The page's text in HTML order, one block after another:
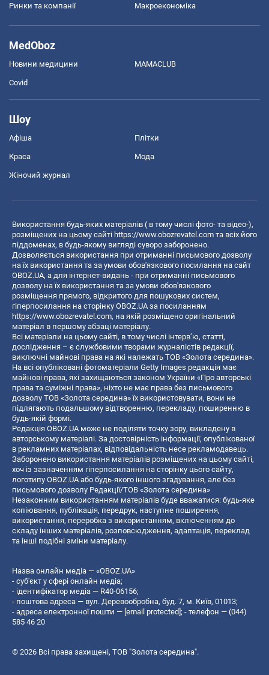
Ринки та компанії Макроекономіка
MedOboz
Новини медицини MAMACLUB
Covid
Шоу
Афіша Плітки
Краса Мода
Жіночий журнал
Використання будь-яких матеріалів ( в тому числі фото- та відео-),
розміщених на цьому сайті https://www.obozrevatel.com та всіх його
піддоменах, в будь-якому вигляді суворо заборонено.
Дозволяється використання при отриманні письмового дозволу
на їх використання та за умови обов'язкового посилання на сайт
OBOZ.UA, а для інтернет-видань - при отриманні письмового
дозволу на їх використання та за умови обов'язкового
розміщення прямого, відкритого для пошукових систем,
гіперпосилання на сторінку OBOZ.UA за посиланням
https://www.obozrevatel.com, на якій розміщено оригінальний
матеріал в першому абзаці матеріалу.
Всі матеріали на цьому сайті, в тому числі інтерв’ю, статті,
дослідження – є службовими творами журналістів редакції,
виключні майнові права на які належать ТОВ «Золота середина».
На всі опубліковані фотоматеріали Getty Images редакція має
майнові права, які захищаються законом України «Про авторські
права та суміжні права», ніхто не має права без письмового
дозволу ТОВ «Золота середина» їх використовувати, вони не
підлягають подальшому відтворенню, перекладу, поширенню в
будь-якій формі.
Редакція OBOZ.UA може не поділяти точку зору, викладену в
авторському матеріалі. За достовірність інформації, опублікованої
в рекламних матеріалах, відповідальність несе рекламодавець.
Заборонено використання матеріалів розміщених на цьому сайті,
хоч із зазначенням гіперпосилання на сторінку цього сайту,
логотипу OBOZ.UA або будь-якого іншого згадування, але без
письмового дозволу Редакції/ТОВ «Золота середина»
Незаконним використанням матеріалів буде вважатися: будь-яке
копiювання, публiкацiя, передрук, наступне поширення,
використання, переробка з використанням, включенням до
складу інших матеріалів, розповсюдження, адаптація, переклад
та інші подібні зміни матеріалу.
Назва онлайн медіа — «OBOZ.UA»
- суб'єкт у сфері онлайн медіа;
- ідентифікатор медіа — R40-06156;
- поштова адреса — вул. Деревообробна, буд. 7, м. Київ, 01013;
- адреса електронної пошти — [email protected] ; - телефон — (044)
585 46 20
© 2026 Всі права захищені, ТОВ "Золота середина".